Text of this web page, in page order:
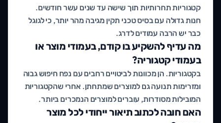
קטגוריות תחרותיות תוך שישה עד שנים עשר חודשים.
חנות גדולה עם בסיס טכני תקין מגיבה מהר יותר, כי לגוגל
כבר יש הרבה עמודים לדרג.
מה עדיף להשקיע בו קודם, בעמודי מוצר או
בעמודי קטגוריה?
בקטגוריות. הן מכוונות לביטויים רחבים עם נפח חיפוש גבוה
ומזרימות תנועה גם למוצרים שמתחתן. אחרי שהקטגוריות
המובילות מסודרות, עוברים למוצרים הנמכרים ביותר.
האם חובה לכתוב תיאור ייחודי לכל מוצר